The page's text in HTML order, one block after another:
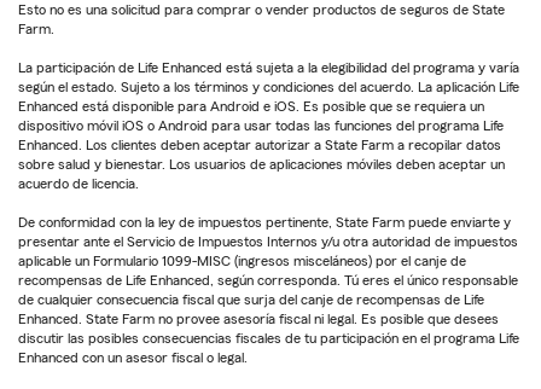
Esto no es una solicitud para comprar o vender productos de seguros de State
Farm.
La participación de Life Enhanced está sujeta a la elegibilidad del programa y varía
según el estado. Sujeto a los términos y condiciones del acuerdo. La aplicación Life
Enhanced está disponible para Android e iOS. Es posible que se requiera un
dispositivo móvil iOS o Android para usar todas las funciones del programa Life
Enhanced. Los clientes deben aceptar autorizar a State Farm a recopilar datos
sobre salud y bienestar. Los usuarios de aplicaciones móviles deben aceptar un
acuerdo de licencia.
De conformidad con la ley de impuestos pertinente, State Farm puede enviarte y
presentar ante el Servicio de Impuestos Internos y/u otra autoridad de impuestos
aplicable un Formulario 1099-MISC (ingresos misceláneos) por el canje de
recompensas de Life Enhanced, según corresponda. Tú eres el único responsable
de cualquier consecuencia fiscal que surja del canje de recompensas de Life
Enhanced. State Farm no provee asesoría fiscal ni legal. Es posible que desees
discutir las posibles consecuencias fiscales de tu participación en el programa Life
Enhanced con un asesor fiscal o legal.